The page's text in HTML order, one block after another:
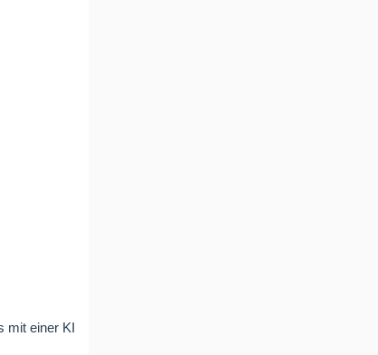
mit einer KI